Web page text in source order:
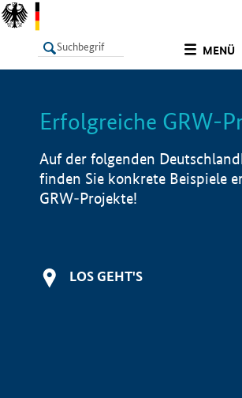
MENÜ
LISTE
Erfolgreiche GRW-
Auf der folgenden
finden Sie konkrete Beispiele
GRW-Projekte!
LOS GEHT'S